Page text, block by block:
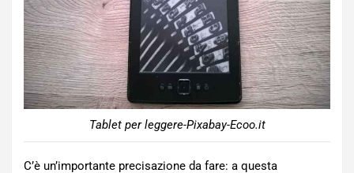
Tablet per leggere-Pixabay-Ecoo.it
C’è un’importante precisazione da fare: a questa